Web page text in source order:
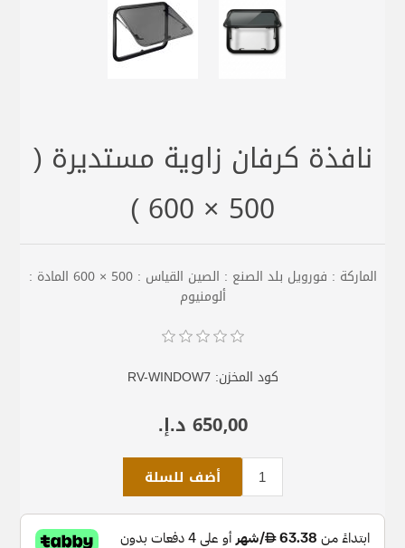
نافذة كرفان زاوية مستديرة (
500 × 600 )
الماركة : فورويل بلد الصنع : الصين القياس : 500 × 600 المادة :
ألومنيوم
كود المخزن: RV-WINDOW7
650٫00 د.إ.‏
أضف للسلة